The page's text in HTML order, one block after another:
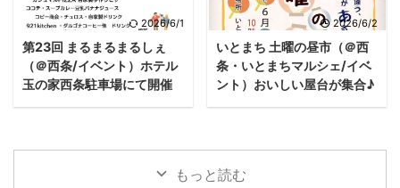
2026/6/1
第23回 まるまるまるしぇ
（＠西条/イベント）ホテル
玉の家西条駐車場にて開催
2026/6/2
いとまち 土曜の昼市（＠西
条・いとまちマルシェ/イベ
ント）おいしい屋台が集合♪
もっと読む